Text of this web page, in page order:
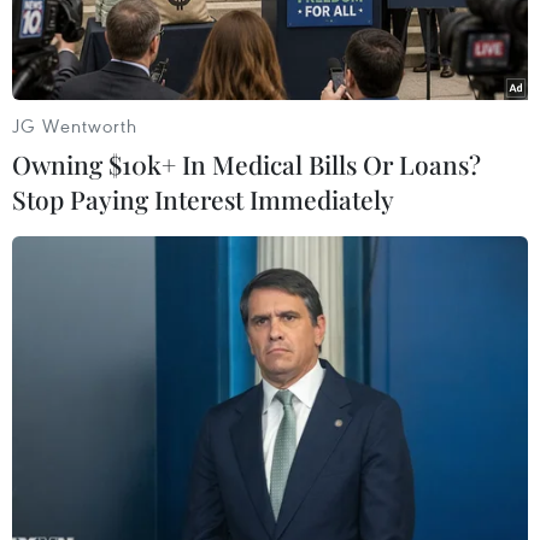
Phó Thủ tướng Trịnh Đình Dũng tiếp ông Raymond Carlsen,
Tổng giám đốc Tập đoàn năng lượng Scatec Solar của Na Uy
đang thăm và làm việc tại Việt Nam. (Ảnh: Nguyễn
Dân/TTXVN)
Ngày 15/8, tại Trụ sở Chính phủ, Phó Thủ tướng
JG Wentworth
Owning $10k+ In Medical Bills Or Loans?
Stop Paying Interest Immediately